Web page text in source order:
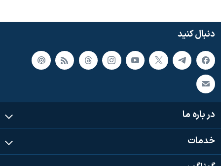
دنبال کنید
در باره ما
خدمات